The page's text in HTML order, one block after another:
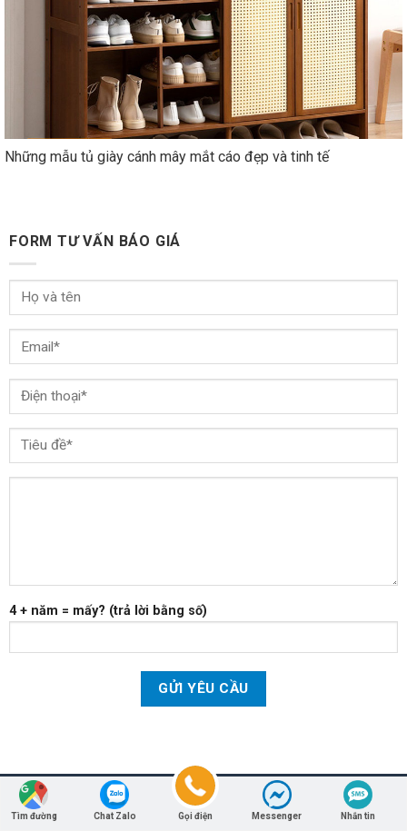
Những mẫu tủ giày cánh mây mắt cáo đẹp và tinh tế
FORM TƯ VẤN BÁO GIÁ
4 + năm = mấy? (trả lời bằng số)
Tìm đường Chat Zalo Gọi điện Messenger Nhắn tin